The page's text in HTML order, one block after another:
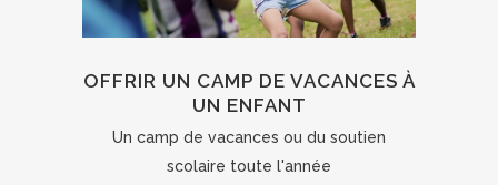
OFFRIR UN CAMP DE VACANCES À
UN ENFANT
Un camp de vacances ou du soutien
scolaire toute l'année